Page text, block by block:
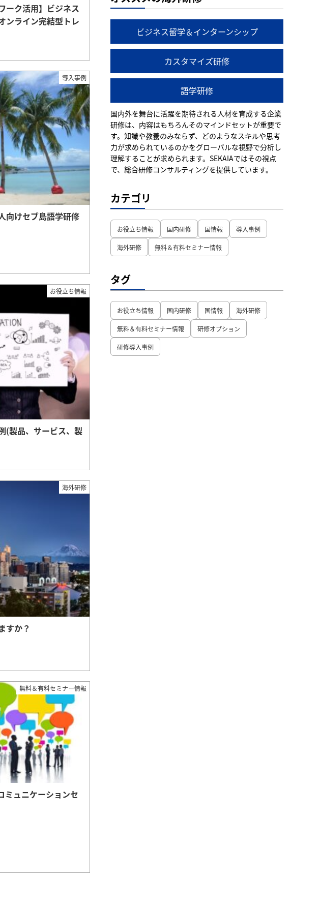
ーク活用】ビジネス
ンライン完結型トレ
導入事例
向けセブ島語学研修
お役立ち情報
(製品、サービス、製
海外研修
すか？
無料＆有料セミナー情報
ミュニケーションセ
ビジネス留学＆インターンシップ
カスタマイズ研修
語学研修
国内外を舞台に活躍を期待される人材を育成する企業
研修は、内容はもちろんそのマインドセットが重要で
す。知識や教養のみならず、どのようなスキルや思考
力が求められているのかをグローバルな視野で分析し
理解することが求められます。SEKAIAではその視点
で、総合研修コンサルティングを提供しています。
カテゴリ
お役立ち情報 国内研修 国情報 導入事例
海外研修 無料＆有料セミナー情報
タグ
お役立ち情報 国内研修 国情報 海外研修
無料＆有料セミナー情報 研修オプション
研修導入事例